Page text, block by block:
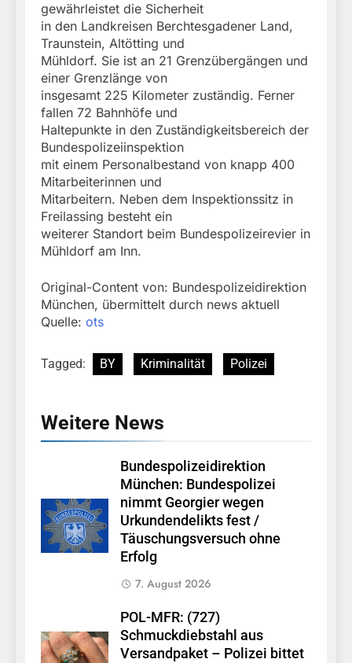
gewährleistet die Sicherheit
in den Landkreisen Berchtesgadener Land,
Traunstein, Altötting und
Mühldorf. Sie ist an 21 Grenzübergängen und
einer Grenzlänge von
insgesamt 225 Kilometer zuständig. Ferner
fallen 72 Bahnhöfe und
Haltepunkte in den Zuständigkeitsbereich der
Bundespolizeiinspektion
mit einem Personalbestand von knapp 400
Mitarbeiterinnen und
Mitarbeitern. Neben dem Inspektionssitz in
Freilassing besteht ein
weiterer Standort beim Bundespolizeirevier in
Mühldorf am Inn.
Original-Content von: Bundespolizeidirektion
München, übermittelt durch news aktuell
Quelle: ots
Tagged: BY Kriminalität Polizei
Weitere News
Bundespolizeidirektion
München: Bundespolizei
nimmt Georgier wegen
Urkundendelikts fest /
Täuschungsversuch ohne
Erfolg
7. August 2026
POL-MFR: (727)
Schmuckdiebstahl aus
Versandpaket – Polizei bittet